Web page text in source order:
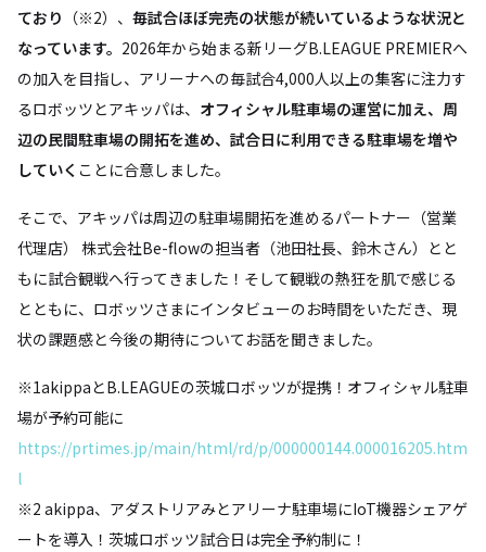
ており （※2）、 毎試合ほぼ完売の状態が続いているような状況と
なっています。 2026年から始まる新リーグB.LEAGUE PREMIERへ
の加入を目指し、アリーナへの毎試合4,000人以上の集客に注力す
るロボッツとアキッパは、 オフィシャル駐車場の運営に加え、周
辺の民間駐車場の開拓を進め、試合日に利用できる駐車場を増や
していく ことに合意しました。
そこで、アキッパは周辺の駐車場開拓を進めるパートナー（営業
代理店） 株式会社Be-flowの担当者（池田社長、鈴木さん）とと
もに試合観戦へ行ってきました！そして観戦の熱狂を肌で感じる
とともに、ロボッツさまにインタビューのお時間をいただき、現
状の課題感と今後の期待についてお話を聞きました。
※1akippaとB.LEAGUEの茨城ロボッツが提携！オフィシャル駐車
場が予約可能に
https://prtimes.jp/main/html/rd/p/000000144.000016205.htm
l
※2 akippa、アダストリアみとアリーナ駐車場にIoT機器シェアゲ
ートを導入！茨城ロボッツ試合日は完全予約制に！